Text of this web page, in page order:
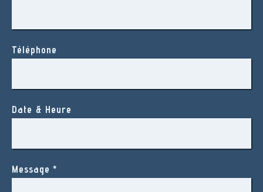
Téléphone
Date & Heure
Message *